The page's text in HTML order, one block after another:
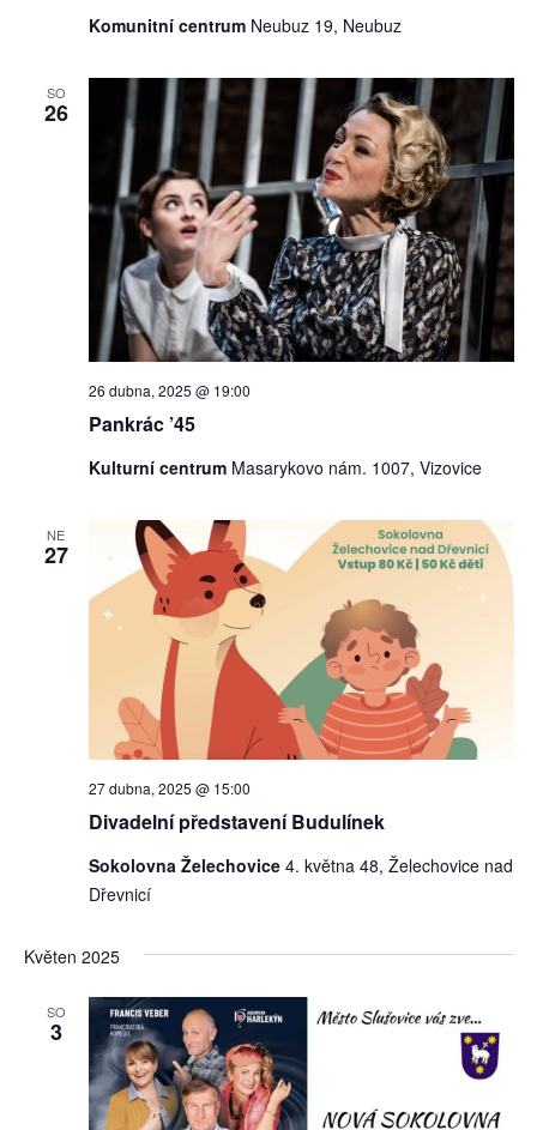
Komunitní centrum Neubuz 19, Neubuz
SO
26
Pankrác ’45
26 dubna, 2025 @ 19:00
Kulturní centrum Masarykovo nám. 1007, Vizovice
NE
27
Divadelní představení Budulínek
27 dubna, 2025 @ 15:00
Sokolovna Želechovice 4. května 48, Želechovice nad
Dřevnicí
Květen 2025
SO
3